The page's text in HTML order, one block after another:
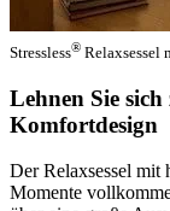
Stressless® Relaxsessel
Lehnen Sie
Komfortdesign
Der Relaxsessel mit
Momente